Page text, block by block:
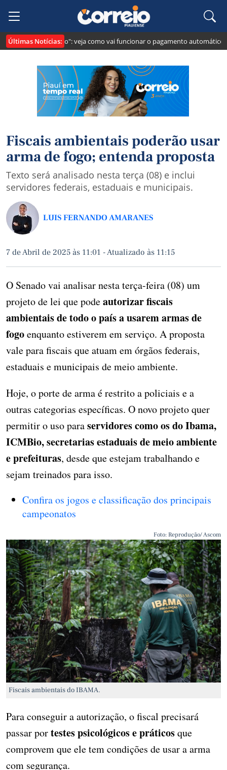
Últimas Notícias:
cria o "Pix Pensão": veja como vai funcionar o pagamento automático da
Fiscais ambientais poderão usar
arma de fogo; entenda proposta
Texto será analisado nesta terça (08) e inclui
servidores federais, estaduais e municipais.
LUIS FERNANDO AMARANES
7 de Abril de 2025 às 11:01 -Atualizado às 11:15
O Senado vai analisar nesta terça-feira (08) um
projeto de lei que podeautorizar fiscais
ambientais de todo o país a usarem armas de
fogoenquanto estiverem em serviço. A proposta
vale para fiscais que atuam em órgãos federais,
estaduais e municipais de meio ambiente.
Hoje, o porte de arma é restrito a policiais e a
outras categorias específicas. O novo projeto quer
permitir o uso paraservidores como os do Ibama,
ICMBio, secretarias estaduais de meio ambiente
e prefeituras, desde que estejam trabalhando e
sejam treinados para isso.
Confira os jogos e classificação dos principais
campeonatos
Foto: Reprodução/ Ascom
Fiscais ambientais do IBAMA.
Para conseguir a autorização, o fiscal precisará
passar portestes psicológicos e práticosque
comprovem que ele tem condições de usar a arma
com segurança.